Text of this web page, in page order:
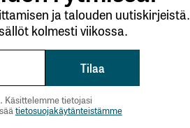
ja talouden uutiskirjeistä.
kolmesti viikossa.
Käsittelemme tietojasi
tietosuojakäytänteistämme